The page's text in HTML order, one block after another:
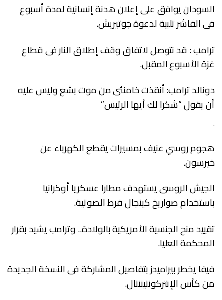
السودان يوافق على إعلان هدنة إنسانية لمدة أسبوع
فى الفاشر تلبية لدعوة جوتيريش.
ترامب : قد نتوصل لاتفاق وقف إطلاق النار فى قطاع
غزة الأسبوع المقبل.
دونالد ترامب: أنقذت خامنئى من موت بشع وليس عليه
أن يقول “شكرا لك أيها الرئيس”
.
هجوم روسي عنيف بمسيرات يقطع الكهرباء عن
خيرسون.
الجيش الروسى يستهدف مطارا عسكريا أوكرانيا
باستخدام صواريخ كينجال فرط الصوتية.
تقييد منح الجنسية الأمريكية بالولادة.. وترامب يشيد بقرار
المحكمة العليا.
فيفا يخطر بيراميدز بتفاصيل المشاركة فى النسخة الجديدة
من كأس الإنتركونتيننتال.